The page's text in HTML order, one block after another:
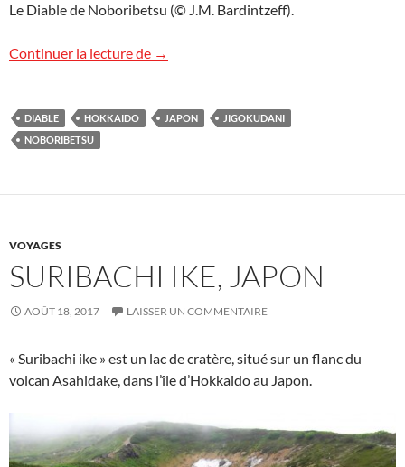
Le Diable de Noboribetsu (© J.M. Bardintzeff).
Continuer la lecture de Le Diable de Noboribetsu
→
DIABLE HOKKAIDO JAPON
JIGOKUDANI
NOBORIBETSU
VOYAGES
SURIBACHI IKE, JAPON
AOÛT 18, 2017 LAISSER UN COMMENTAIRE
« Suribachi ike » est un lac de cratère, situé sur un flanc du
volcan Asahidake, dans l’île d’Hokkaido au Japon.